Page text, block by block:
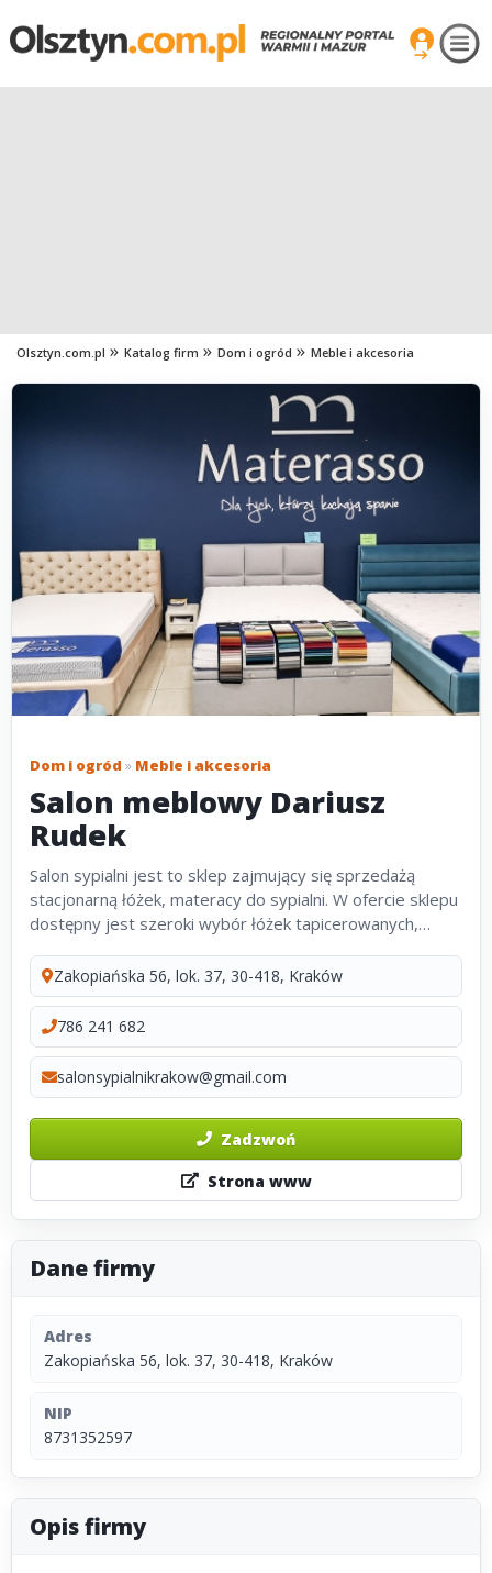
Olsztyn.com.pl Katalog firm Dom i ogród Meble i akcesoria
Dom i ogród » Meble i akcesoria
Salon meblowy Dariusz
Rudek
Salon sypialni jest to sklep zajmujący się sprzedażą
stacjonarną łóżek, materacy do sypialni. W ofercie sklepu
dostępny jest szeroki wybór łóżek tapicerowanych,
charakteryzuje...
Zakopiańska 56, lok. 37, 30-418, Kraków
786 241 682
salonsypialnikrakow@gmail.com
Zadzwoń
Strona www
Dane firmy
Adres
Zakopiańska 56, lok. 37, 30-418, Kraków
NIP
8731352597
Opis firmy